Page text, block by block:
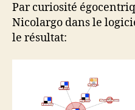
Par curiosité
Nicolargo dans le
le résultat: